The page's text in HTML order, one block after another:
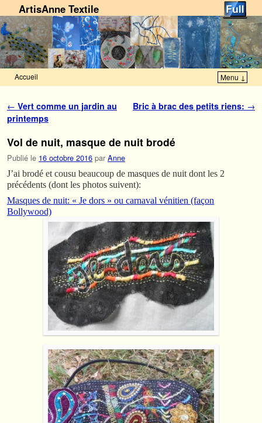
ArtisAnne Textile
Accueil Menu ↓
Navigation des articles
← Vert comme un jardin au
printemps
Bric à brac des petits riens: →
Vol de nuit, masque de nuit brodé
Publié le 16 octobre 2016 par Anne
J’ai brodé et cousu beaucoup de masques de nuit dont les 2
précédents (dont les photos suivent):
Masques de nuit: « Je dors » ou carnaval vénitien (façon
Bollywood)